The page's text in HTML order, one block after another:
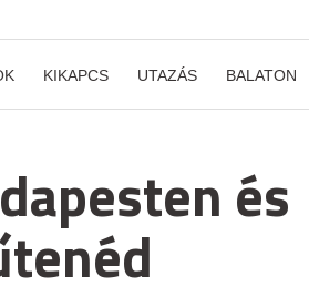
KIKAPCS UTAZÁS BALATON
és